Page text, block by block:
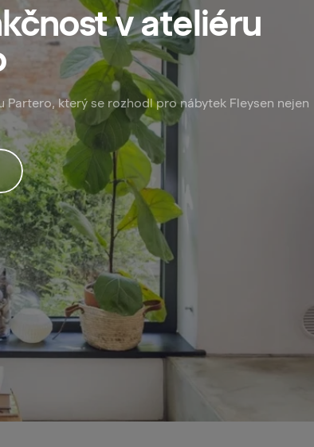
vateliéru
který se rozhodl pro nábytek Fleysen nejen